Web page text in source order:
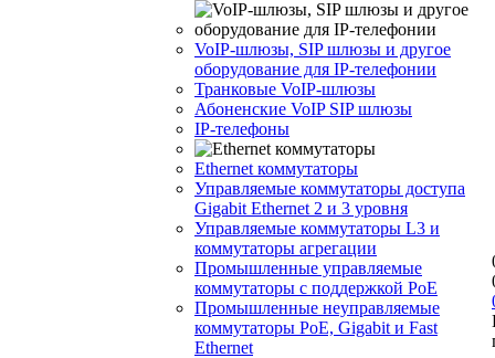
VoIP-шлюзы, SIP шлюзы и другое
оборудование для IP-телефонии
Транковые VoIP-шлюзы
Абоненские VoIP SIP шлюзы
IP-телефоны
Ethernet коммутаторы
Управляемые коммутаторы доступа
Gigabit Ethernet 2 и 3 уровня
Управляемые коммутаторы L3 и
коммутаторы агрегации
Промышленные управляемые
коммутаторы с поддержкой PoE
Промышленные неуправляемые
коммутаторы PoE, Gigabit и Fast
Ethernet